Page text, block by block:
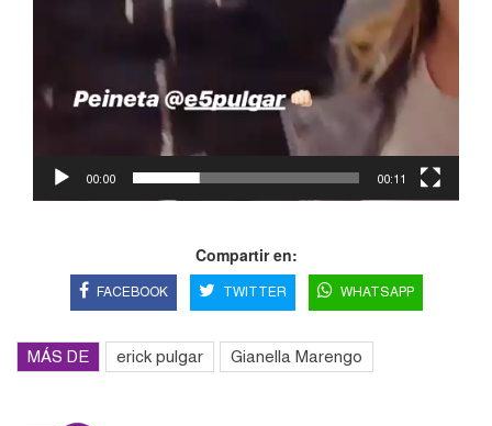
00:00 00:11
Compartir en:
FACEBOOK TWITTER WHATSAPP
MÁS DE erick pulgar Gianella Marengo